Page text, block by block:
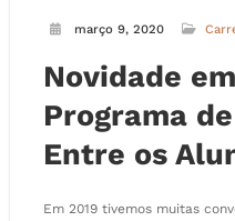
março 9, 2020
Novidade
Programa
Entre os
Em 2019 tivemos muitas